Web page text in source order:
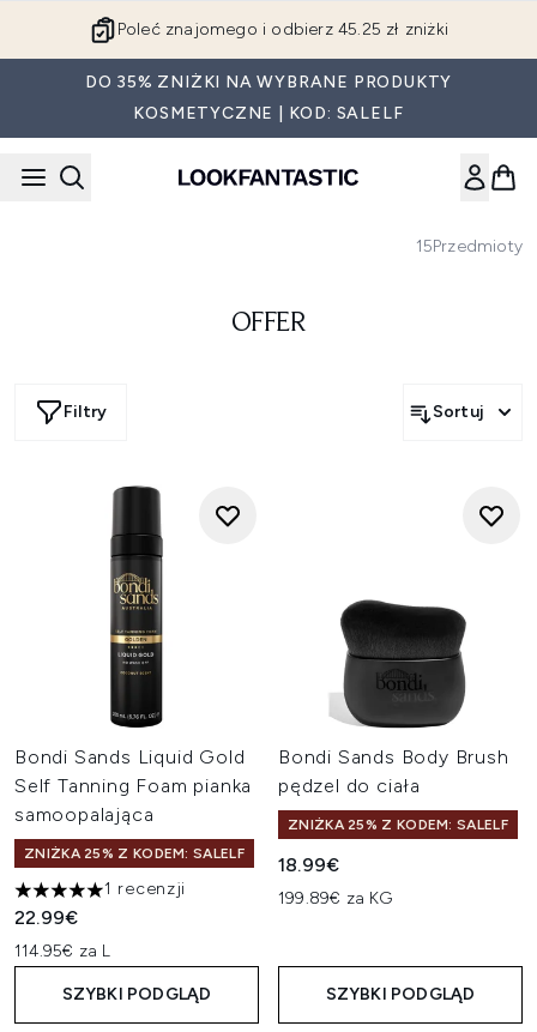
Poleć znajomego i odbierz 45.25 zł zniżki
DO 35% ZNIŻKI NA WYBRANE PRODUKTY
KOSMETYCZNE | KOD: SALELF
15Przedmioty
OFFER
Filtry Sortuj
Bondi Sands Liquid Gold
Self Tanning Foam pianka
samoopalająca
ZNIŻKA 25% Z KODEM: SALELF
5 gwiazdek na maksymalnie 5
1 recenzji
22.99€
114.95€ za L
SZYBKI PODGLĄD
Bondi Sands Body Brush
pędzel do ciała
ZNIŻKA 25% Z KODEM: SALELF
18.99€
199.89€ za KG
SZYBKI PODGLĄD